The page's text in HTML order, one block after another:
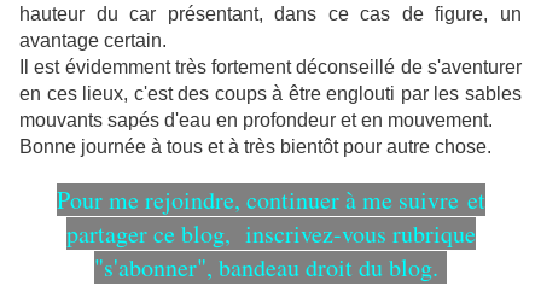
hauteur du car présentant, dans ce cas de figure, un
avantage certain.
Il est évidemment très fortement déconseillé de s'aventurer
en ces lieux, c'est des coups à être englouti par les sables
mouvants sapés d'eau en profondeur et en mouvement.
Bonne journée à tous et à très bientôt pour autre chose.
Pour me rejoindre, continuer à me suivre et
partager ce blog, inscrivez-vous rubrique
"s'abonner", bandeau droit du blog.